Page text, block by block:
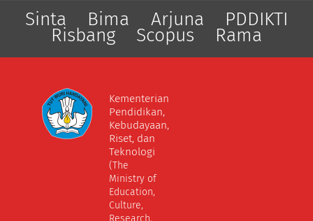
Sinta Bima Arjuna PDDIKTI
Risbang Scopus Rama
Kementerian
Pendidikan,
Kebudayaan,
Riset, dan
Teknologi
(The
Ministry of
Education,
Culture,
Research,